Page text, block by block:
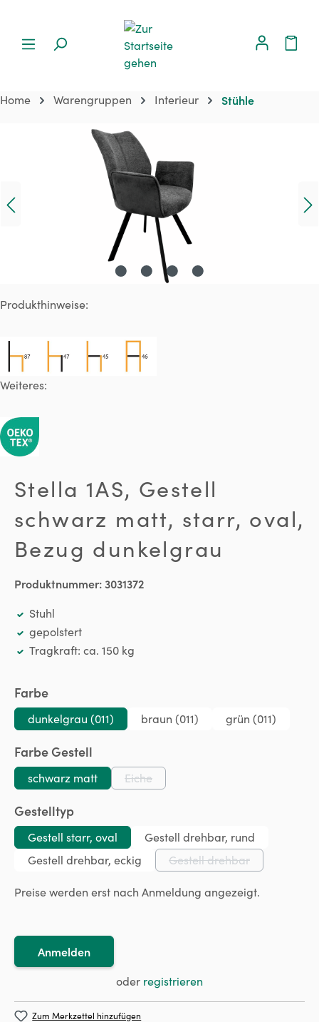
Home Warengruppen Interieur Stühle
Bildergalerie überspringen
Produkthinweise:
Weiteres:
Stella 1AS, Gestell
schwarz matt, starr, oval,
Bezug dunkelgrau
Produktnummer:3031372
Stuhl
gepolstert
Tragkraft: ca. 150 kg
Farbeauswählen
dunkelgrau (011) braun (011) grün (011)
Farbe Gestell
schwarz matt Eiche
(Diese Option ist zurzeit nicht
Gestelltypauswählen
Gestell starr, oval
Gestell drehbar, rund
Gestell drehbar, eckig
Gestell drehbar
(Diese Option ist
Preise werden erst nach Anmeldung angezeigt.
Anmelden
oder registrieren
Zum Merkzettel hinzufügen